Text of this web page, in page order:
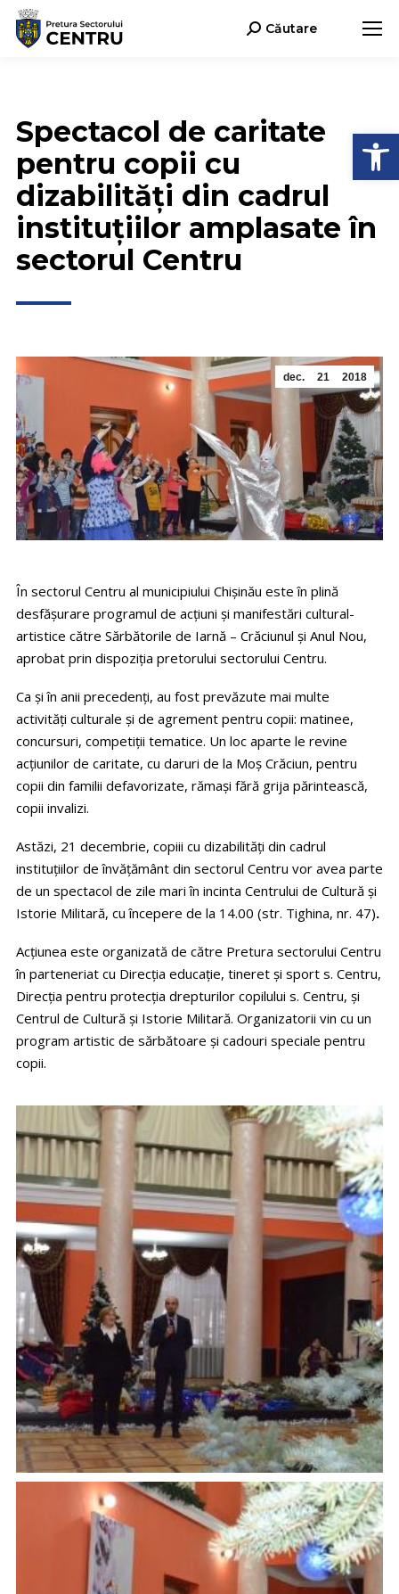
Search:Căutare
Spectacol de caritate
pentru copii cu
dizabilităţi din cadrul
instituţiilor amplasate în
sectorul Centru
dec. 21 2018
În sectorul Centru al municipiului Chişinău este în plină
desfăşurare programul de acţiuni şi manifestări cultural-
artistice către Sărbătorile de Iarnă – Crăciunul şi Anul Nou,
aprobat prin dispoziția pretorului sectorului Centru.
Ca şi în anii precedenţi, au fost prevăzute mai multe
activităţi culturale şi de agrement pentru copii: matinee,
concursuri, competiţii tematice. Un loc aparte le revine
acţiunilor de caritate, cu daruri de la Moş Crăciun, pentru
copii din familii defavorizate, rămaşi fără grija părintească,
copii invalizi.
Astăzi, 21 decembrie, copiii cu dizabilităţi din cadrul
instituţiilor de învăţământ din sectorul Centru vor avea parte
de un spectacol de zile mari în incinta Centrului de Cultură şi
Istorie Militară, cu începere de la 14.00 (str. Tighina, nr. 47).
Acţiunea este organizată de către Pretura sectorului Centru
în parteneriat cu Direcţia educaţie, tineret şi sport s. Centru,
Direcţia pentru protecţia drepturilor copilului s. Centru, şi
Centrul de Cultură şi Istorie Militară. Organizatorii vin cu un
program artistic de sărbătoare şi cadouri speciale pentru
copii.